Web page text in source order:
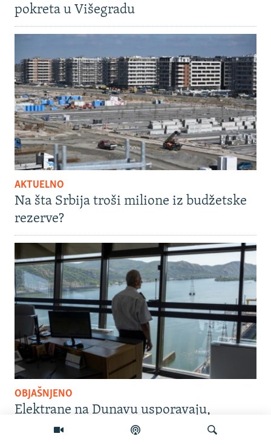
pokreta u Višegradu
AKTUELNO
Na šta Srbija troši milione iz budžetske
rezerve?
OBJAŠNJENO
Elektrane na Dunavu usporavaju,
temperatura raste